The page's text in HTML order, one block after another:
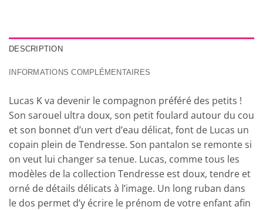
DESCRIPTION
INFORMATIONS COMPLÉMENTAIRES
Lucas K va devenir le compagnon préféré des petits !
Son sarouel ultra doux, son petit foulard autour du cou
et son bonnet d’un vert d’eau délicat, font de Lucas un
copain plein de Tendresse. Son pantalon se remonte si
on veut lui changer sa tenue. Lucas, comme tous les
modèles de la collection Tendresse est doux, tendre et
orné de détails délicats à l’image. Un long ruban dans
le dos permet d’y écrire le prénom de votre enfant afin